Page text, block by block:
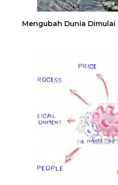
Mengubah Dunia